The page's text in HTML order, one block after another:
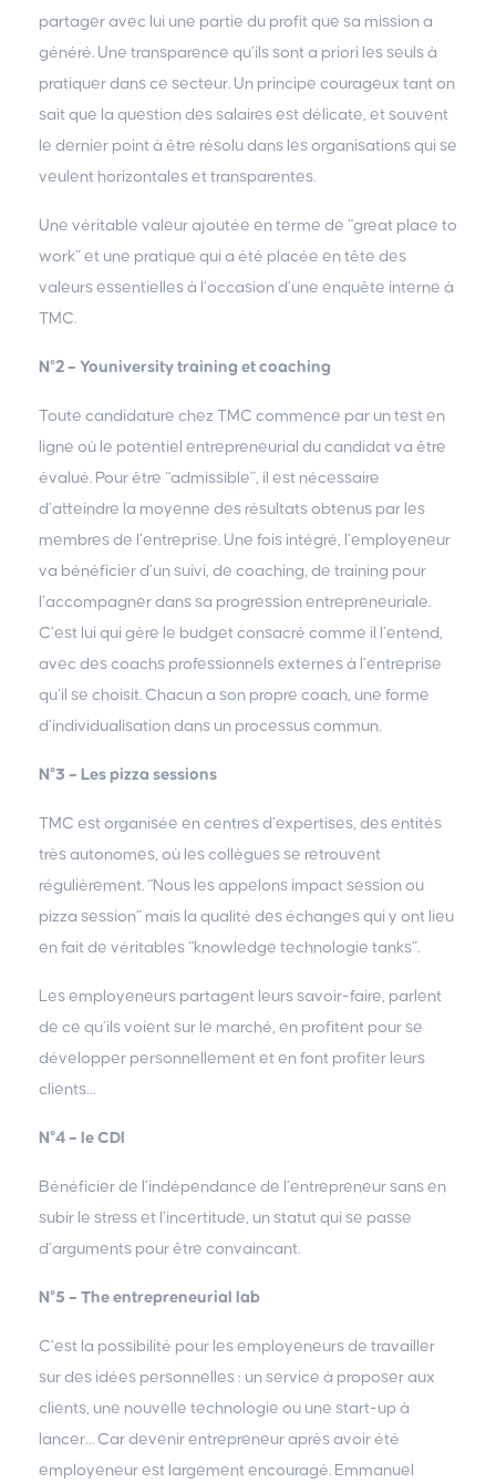
partager avec lui une partie du profit que sa mission a
généré. Une transparence qu’ils sont a priori les seuls à
pratiquer dans ce secteur. Un principe courageux tant on
sait que la question des salaires est délicate, et souvent
le dernier point à être résolu dans les organisations qui se
veulent horizontales et transparentes.
Une véritable valeur ajoutée en terme de “great place to
work” et une pratique qui a été placée en tête des
valeurs essentielles à l’occasion d’une enquête interne à
TMC.
N°2 – Youniversity training et coaching
Toute candidature chez TMC commence par un test en
ligne où le potentiel entrepreneurial du candidat va être
évalué. Pour être “admissible”, il est nécessaire
d’atteindre la moyenne des résultats obtenus par les
membres de l’entreprise. Une fois intégré, l’employeneur
va bénéficier d’un suivi, de coaching, de training pour
l’accompagner dans sa progression entrepreneuriale.
C’est lui qui gère le budget consacré comme il l’entend,
avec des coachs professionnels externes à l’entreprise
qu’il se choisit. Chacun a son propre coach, une forme
d’individualisation dans un processus commun.
N°3 – Les pizza sessions
TMC est organisée en centres d’expertises, des entités
très autonomes, où les collègues se retrouvent
régulièrement. “Nous les appelons impact session ou
pizza session” mais la qualité des échanges qui y ont lieu
en fait de véritables “knowledge technologie tanks”.
Les employeneurs partagent leurs savoir-faire, parlent
de ce qu’ils voient sur le marché, en profitent pour se
développer personnellement et en font profiter leurs
clients…
N°4 – le CDI
Bénéficier de l’indépendance de l’entrepreneur sans en
subir le stress et l’incertitude, un statut qui se passe
d’arguments pour être convaincant.
N°5 – The entrepreneurial lab
C’est la possibilité pour les employeneurs de travailler
sur des idées personnelles : un service à proposer aux
clients, une nouvelle technologie ou une start-up à
lancer… Car devenir entrepreneur après avoir été
employeneur est largement encouragé. Emmanuel